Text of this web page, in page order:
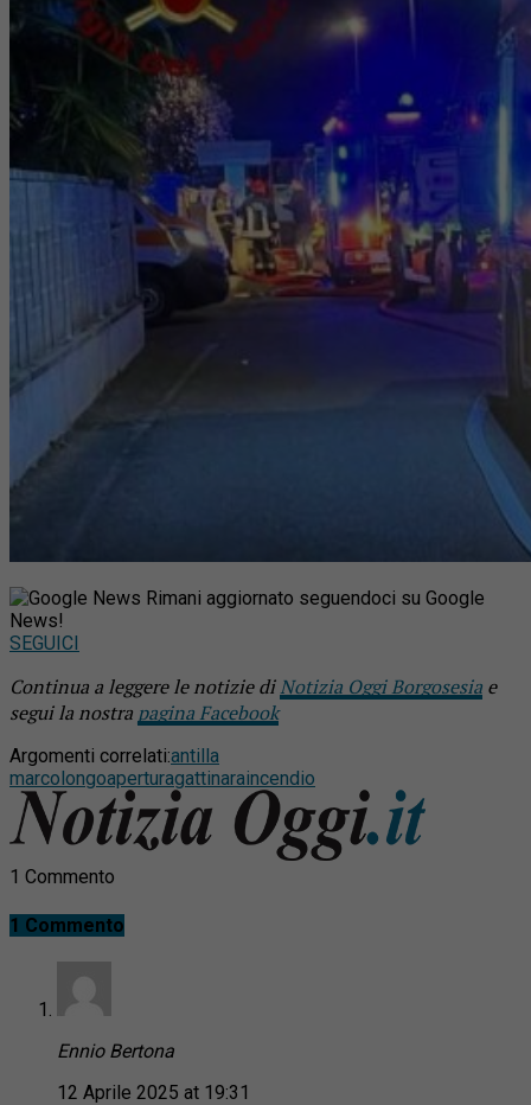
Rimani aggiornato seguendoci su Google
News!
SEGUICI
Continua a leggere le notizie diNotizia Oggi Borgosesia e
segui la nostra pagina Facebook
Argomenti correlati:antilla
marcolongoaperturagattinaraincendio
1 Commento
1 Commento
Ennio Bertona
12 Aprile 2025 at 19:31